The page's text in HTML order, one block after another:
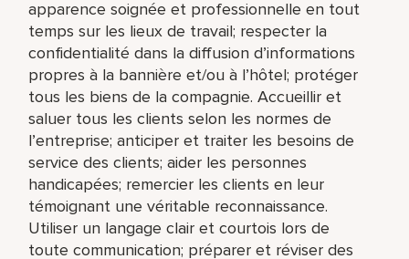
apparence soignée et professionnelle en tout
temps sur les lieux de travail; respecter la
confidentialité dans la diffusion d’informations
propres à la bannière et/ou à l’hôtel; protéger
tous les biens de la compagnie. Accueillir et
saluer tous les clients selon les normes de
l’entreprise; anticiper et traiter les besoins de
service des clients; aider les personnes
handicapées; remercier les clients en leur
témoignant une véritable reconnaissance.
Utiliser un langage clair et courtois lors de
toute communication; préparer et réviser des